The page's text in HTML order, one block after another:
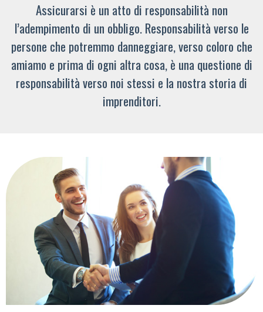
Assicurarsi è un atto di responsabilità non
l’adempimento di un obbligo. Responsabilità verso le
persone che potremmo danneggiare, verso coloro che
amiamo e prima di ogni altra cosa, è una questione di
responsabilità verso noi stessi e la nostra storia di
imprenditori.